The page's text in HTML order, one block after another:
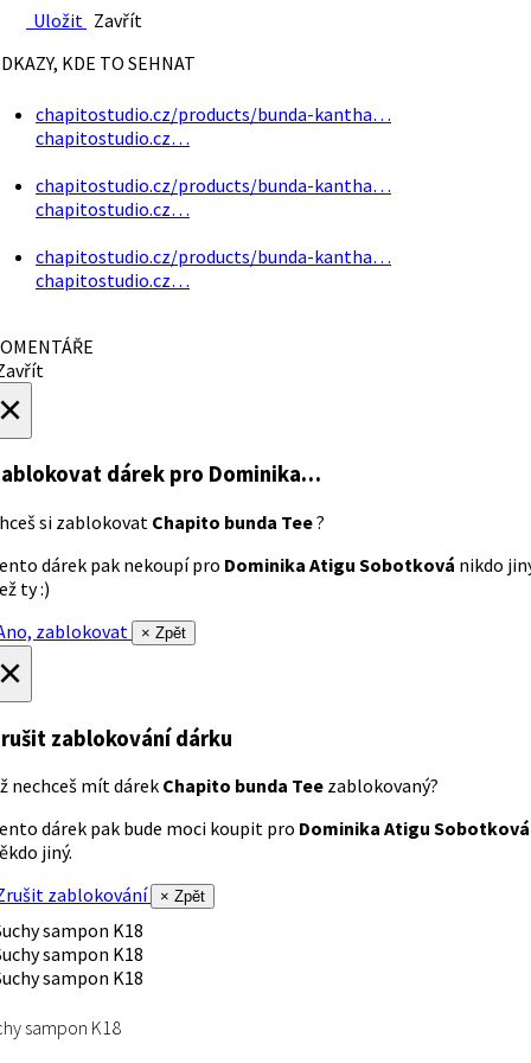
Uložit Zavřít
KDE TO SEHNAT
chapitostudio.cz/products/bunda-kantha…
chapitostudio.cz…
chapitostudio.cz/products/bunda-kantha…
chapitostudio.cz…
chapitostudio.cz/products/bunda-kantha…
chapitostudio.cz…
dárek pro Dominika…
si zablokovat Chapito bunda Tee?
dárek pak nekoupí pro Dominika Atigu Sobotková nikdo
ty :)
zablokovat
× Zpět
zablokování dárku
nechceš mít dárek Chapito bunda Tee zablokovaný?
dárek pak bude moci koupit pro Dominika Atigu Sobotková
jiný.
zablokování
× Zpět
sampon K18